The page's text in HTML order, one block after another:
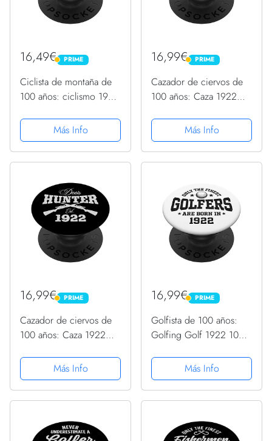
16,49€ PRIME
PRIME
Ciclista de montaña de
100 años: ciclismo 1922
PopSockets PopGrip
Intercambiable
Más Info
16,99€ PRIME
PRIME
Cazador de ciervos de
100 años: Caza 1922
PopSockets PopGrip
Intercambiable
Más Info
16,99€ PRIME
PRIME
Cazador de ciervos de
100 años: Caza 1922
PopSockets PopGrip
Intercambiable
Más Info
16,99€ PRIME
PRIME
Golfista de 100 años:
Golfing Golf 1922 100
PopGrip Intercambiable
Más Info